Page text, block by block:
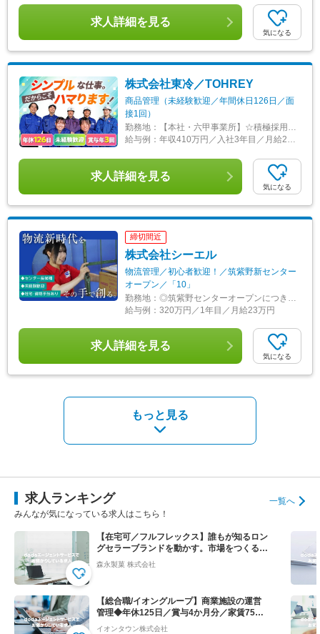
求人詳細を見る
気になる
株式会社東冷／TOHREY
商品管理（未経験歓迎／年間休日126日／面
接1回）
勤務地：
【本社・六甲事業所】☆積極採用中！ 兵庫県神戸市東灘区向洋町西2-9 ※車通勤OK／U・Iターン歓迎 ▽アクセス 六甲ライナー「アイランド北口」駅より徒歩約15分 ◎マイカー通勤の場合、駐車場完備です。 【船橋事業所】 千葉県船橋市高瀬町6 ※車通勤要相談 ▽アクセス 京葉線「南船橋」駅より徒歩約30分 ◎最寄駅からの送迎要相談 ※各事業所の受動喫煙防止対策：あり
給与例： 年収410万円／入社3年目／月給25万円×12カ月+賞与
求人詳細を見る
気になる
締切間近
株式会社シーエル
物流管理／初心者歓迎！／筑紫野新センター
オープン／「10」
勤務地： ◎筑紫野センターオープンにつきオープニングスタッフ募集◎ ★新センター続々OPEN★ ★☆★ 今がチャンス！！★☆★ 県外からご入社される方は引っ越し代＆毎月の寮費は会社が負担します！ ※千葉、神奈川、岡山、佐賀、愛知・広島の勤務地が対象となります。 ※社宅規定あり ■福岡県 ・筑紫野新センター ＜NEW＞ ・宇美東センター ・宇美センター ・古賀センター ・筑紫野センター ・間センター ■広島県 ・広島センター ■岡山県 ・倉敷センター ■佐賀県 ・鳥栖センター ■千葉県 ・成田センター ・コスモス薬品成田常温センター ■神奈川県 ・海老名センター ■埼玉県 ・吉川センター ■鹿児島県 ・南九州センター ■大阪府 ・守口センター ・箕面センター ■沖縄県 ・糸満センター ・浦添センター ■石川県 ・北陸デポセンター ■兵庫県 ・姫路センター ・加西センター ・福崎センター ■愛知県 ・犬山センター 【下記のいずれか】 ★希望を考慮した上で決定します ★駐車場あり・マイカー通勤OK
給与例： 320万円／1年目／月給23万円
求人詳細を見る
気になる
もっと見る
求人ランキング
一覧へ
みんなが気になっている求人はこちら！
【在宅可／フルフレックス】誰もが知るロン
グセラーブランドを動かす。市場をつくる提
案営業◆ハイチュウ等
森永製菓 株式会社
【総合職/イオングループ】商業施設の運営
管理◆年休125日／賞与4か月分／家賃75％
会社負担！
イオンタウン株式会社